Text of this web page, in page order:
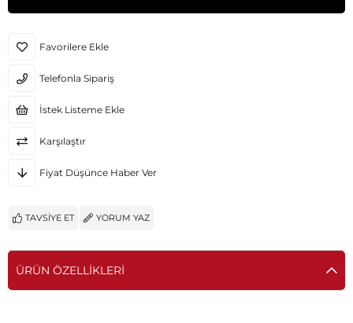
Favorilere Ekle
Telefonla Sipariş
İstek Listeme Ekle
Karşılaştır
Fiyat Düşünce Haber Ver
TAVSIYE ET YORUM YAZ
ÜRÜN ÖZELLIKLERI